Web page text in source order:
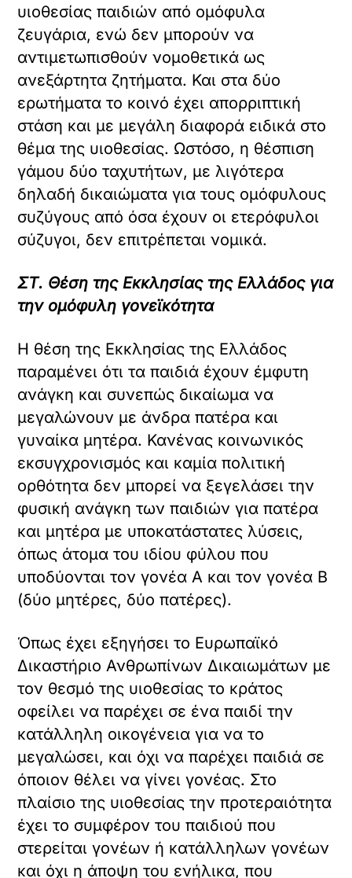
υιοθεσίας παιδιών από ομόφυλα
ζευγάρια, ενώ δεν μπορούν να
αντιμετωπισθούν νομοθετικά ως
ανεξάρτητα ζητήματα. Και στα δύο
ερωτήματα το κοινό έχει απορριπτική
στάση και με μεγάλη διαφορά ειδικά στο
θέμα της υιοθεσίας. Ωστόσο, η θέσπιση
γάμου δύο ταχυτήτων, με λιγότερα
δηλαδή δικαιώματα για τους ομόφυλους
συζύγους από όσα έχουν οι ετερόφυλοι
σύζυγοι, δεν επιτρέπεται νομικά.
ΣΤ. Θέση της Εκκλησίας της Ελλάδος για
την ομόφυλη γονεϊκότητα
Η θέση της Εκκλησίας της Ελλάδος
παραμένει ότι τα παιδιά έχουν έμφυτη
ανάγκη και συνεπώς δικαίωμα να
μεγαλώνουν με άνδρα πατέρα και
γυναίκα μητέρα. Κανένας κοινωνικός
εκσυγχρονισμός και καμία πολιτική
ορθότητα δεν μπορεί να ξεγελάσει την
φυσική ανάγκη των παιδιών για πατέρα
και μητέρα με υποκατάστατες λύσεις,
όπως άτομα του ιδίου φύλου που
υποδύονται τον γονέα Α και τον γονέα Β
(δύο μητέρες, δύο πατέρες).
Όπως έχει εξηγήσει το Ευρωπαϊκό
Δικαστήριο Ανθρωπίνων Δικαιωμάτων με
τον θεσμό της υιοθεσίας το κράτος
οφείλει να παρέχει σε ένα παιδί την
κατάλληλη οικογένεια για να το
μεγαλώσει, και όχι να παρέχει παιδιά σε
όποιον θέλει να γίνει γονέας. Στο
πλαίσιο της υιοθεσίας την προτεραιότητα
έχει το συμφέρον του παιδιού που
στερείται γονέων ή κατάλληλων γονέων
και όχι η άποψη του ενήλικα, που